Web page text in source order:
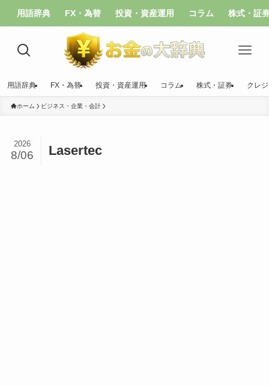
用語辞典 FX・為替 投資・資産運用 コラム 株式・証
用語辞典 FX・為替 投資・資産運用 コラム 株式・証券 クレ
ホーム ビジネス・企業・会計
Lasertec
2026
8/06